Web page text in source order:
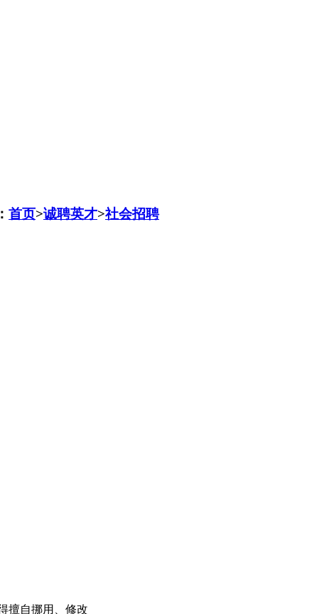
首页>诚聘英才>社会招聘
擅自挪用、修改